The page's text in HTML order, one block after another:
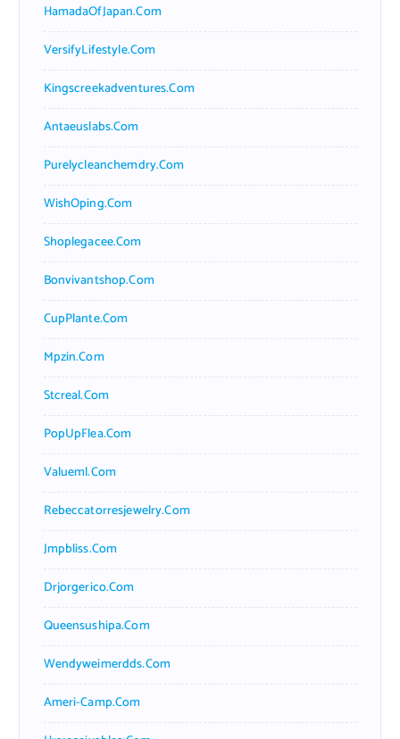
HamadaOfJapan.com
VersifyLifestyle.com
Kingscreekadventures.com
Antaeuslabs.com
Purelycleanchemdry.com
WishOping.com
Shoplegacee.com
Bonvivantshop.com
CupPlante.com
Mpzin.com
Stcreal.com
PopUpFlea.com
Valueml.com
Rebeccatorresjewelry.com
Jmpbliss.com
Drjorgerico.com
Queensushipa.com
Wendyweimerdds.com
Ameri-Camp.com